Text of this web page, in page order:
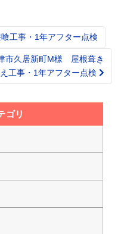
工事・1年アフター点検
市久居新町M様 屋根葺き
工事・1年アフター点検
ゴリ